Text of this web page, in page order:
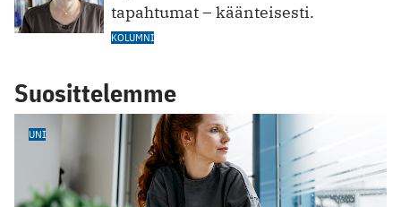
tapahtumat – käänteisesti.
KOLUMNI
Suosittelemme
UNI